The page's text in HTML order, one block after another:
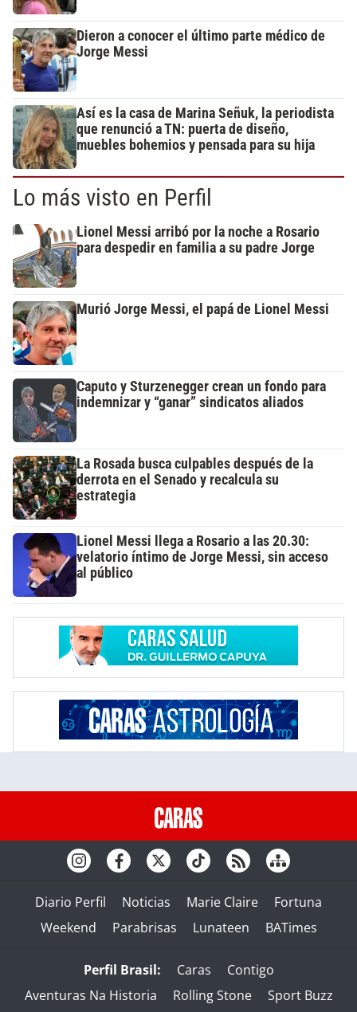
Dieron a conocer el último parte médico de
Jorge Messi
Así es la casa de Marina Señuk, la periodista
que renunció a TN: puerta de diseño,
muebles bohemios y pensada para su hija
Lo más visto en Perfil
Lionel Messi arribó por la noche a Rosario
para despedir en familia a su padre Jorge
Murió Jorge Messi, el papá de Lionel Messi
Caputo y Sturzenegger crean un fondo para
indemnizar y “ganar” sindicatos aliados
La Rosada busca culpables después de la
derrota en el Senado y recalcula su
estrategia
Lionel Messi llega a Rosario a las 20.30:
velatorio íntimo de Jorge Messi, sin acceso
al público
Diario Perfil Noticias Marie Claire
Fortuna
Weekend
Parabrisas Lunateen BATimes
Perfil Brasil: Caras
Contigo
Aventuras Na Historia
Rolling Stone Sport Buzz